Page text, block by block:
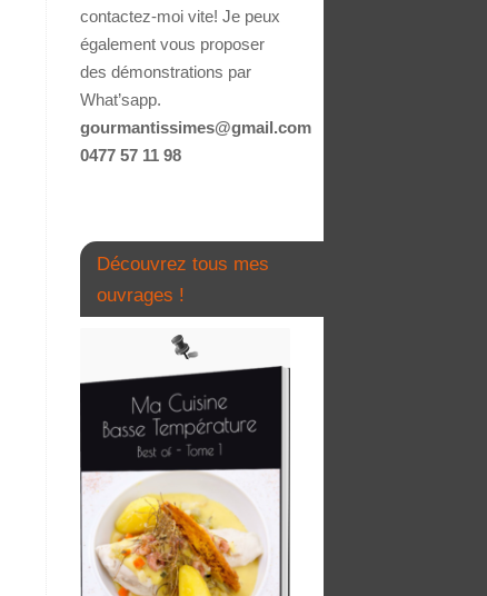
contactez-moi vite! Je peux
également vous proposer
des démonstrations par
What’sapp.
gourmantissimes@gmail.com
0477 57 11 98
Découvrez tous mes
ouvrages !